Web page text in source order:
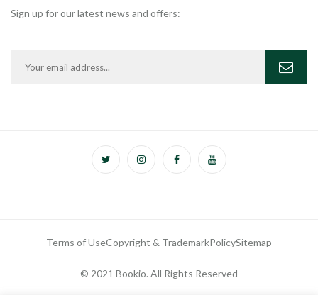
Sign up for our latest news and offers:
Terms of UseCopyright & TrademarkPolicySitemap
© 2021 Bookio. All Rights Reserved